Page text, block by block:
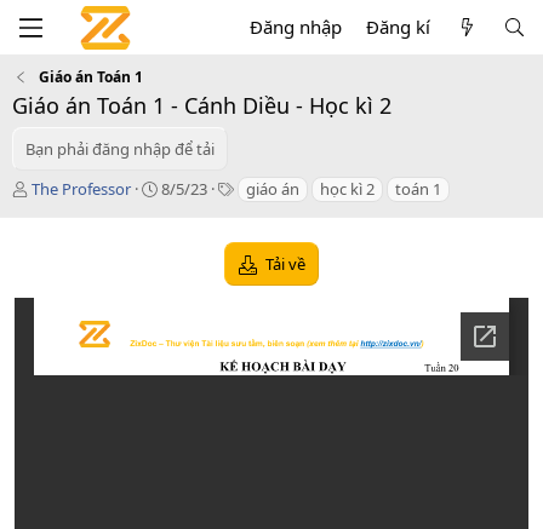
Đăng nhập Đăng kí
Giáo án Toán 1
Giáo án Toán 1 - Cánh Diều - Học kì 2
Bạn phải đăng nhập để tải
T
ả
The Professor
C
n
8/5/23
T giáo án học kì 2 toán 1
Tải về